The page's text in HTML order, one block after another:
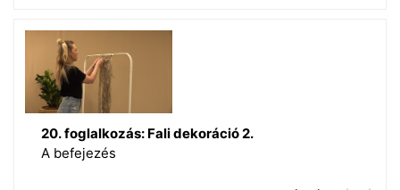
20. foglalkozás: Fali dekoráció 2.
A befejezés